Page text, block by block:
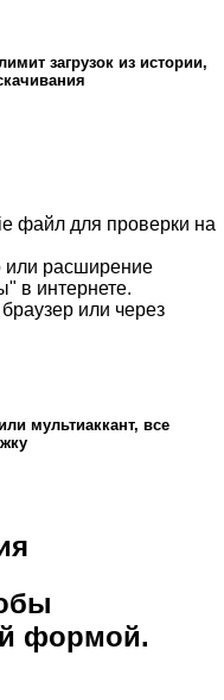
загрузок из истории,
файл для проверки на
или расширение
в интернете.
или через
мультиаккант, все
формой.